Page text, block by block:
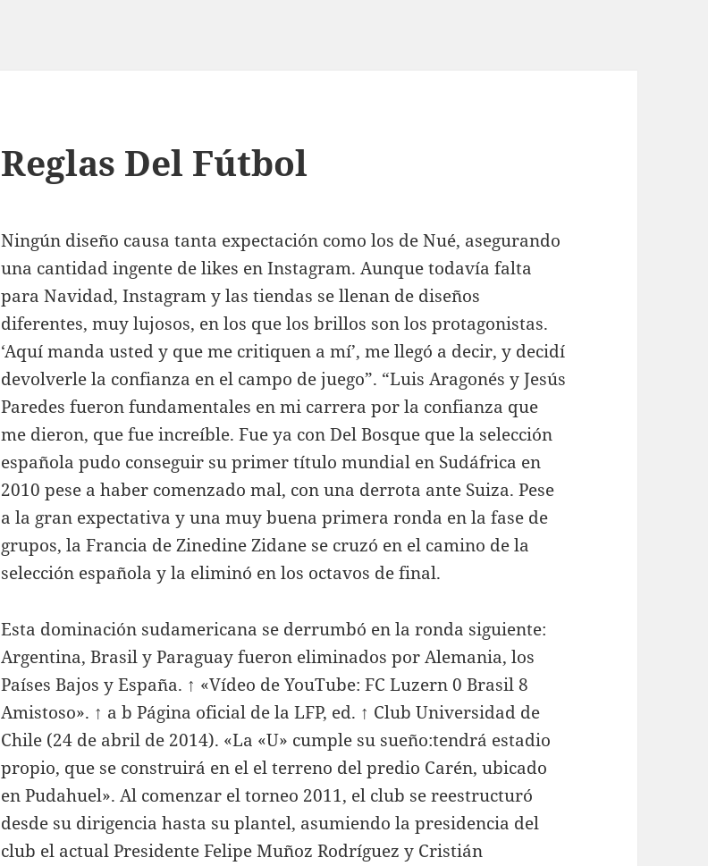
Reglas Del Fútbol
Ningún diseño causa tanta expectación como los de Nué, asegurando
una cantidad ingente de likes en Instagram. Aunque todavía falta
para Navidad, Instagram y las tiendas se llenan de diseños
diferentes, muy lujosos, en los que los brillos son los protagonistas.
‘Aquí manda usted y que me critiquen a mí’, me llegó a decir, y decidí
devolverle la confianza en el campo de juego”. “Luis Aragonés y Jesús
Paredes fueron fundamentales en mi carrera por la confianza que
me dieron, que fue increíble. Fue ya con Del Bosque que la selección
española pudo conseguir su primer título mundial en Sudáfrica en
2010 pese a haber comenzado mal, con una derrota ante Suiza. Pese
a la gran expectativa y una muy buena primera ronda en la fase de
grupos, la Francia de Zinedine Zidane se cruzó en el camino de la
selección española y la eliminó en los octavos de final.
Esta dominación sudamericana se derrumbó en la ronda siguiente:
Argentina, Brasil y Paraguay fueron eliminados por Alemania, los
Países Bajos y España. ↑ «Vídeo de YouTube: FC Luzern 0 Brasil 8
Amistoso». ↑ a b Página oficial de la LFP, ed. ↑ Club Universidad de
Chile (24 de abril de 2014). «La «U» cumple su sueño:tendrá estadio
propio, que se construirá en el el terreno del predio Carén, ubicado
en Pudahuel». Al comenzar el torneo 2011, el club se reestructuró
desde su dirigencia hasta su plantel, asumiendo la presidencia del
club el actual Presidente Felipe Muñoz Rodríguez y Cristián